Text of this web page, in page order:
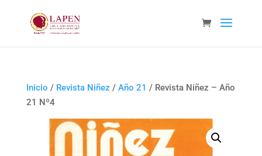
Inicio / Revista Niñez / Año 21 / Revista Niñez – Año
21 Nº4